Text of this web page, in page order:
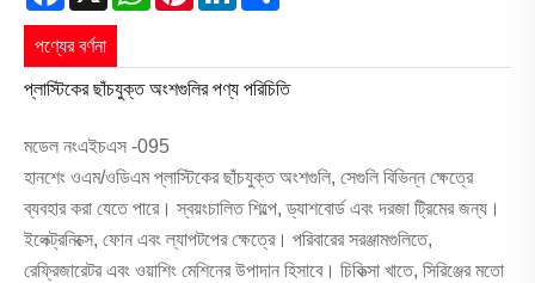
পণ্যের বর্ণনা
প্লাস্টিকের ছাঁচযুক্ত অংশগুলির পণ্য পরিচিতি
মডেল নংএইচএস -095
হানশেং ওএম/ওডিএম প্লাস্টিকের ছাঁচযুক্ত অংশগুলি, সেগুলি বিভিন্ন ক্ষেত্রে
ব্যবহার করা যেতে পারে। স্বয়ংচালিত শিল্পে, ড্যাশবোর্ড এবং দরজা ট্রিমের জন্য।
ইলেক্ট্রনিক্সে, ফোন এবং ল্যাপটপের ক্ষেত্রে। পরিবারের সরঞ্জামগুলিতে,
রেফ্রিজারেটর এবং ওয়াশিং মেশিনের উপাদান হিসাবে। চিকিত্সা খাতে, সিরিঞ্জের মতো